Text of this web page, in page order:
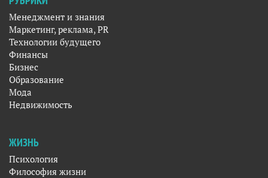
Менеджмент и знания
Маркетинг, реклама, PR
Технологии будущего
Финансы
Бизнес
Образование
Мода
Недвижимость
ЖИЗНЬ
Психология
Философия жизни